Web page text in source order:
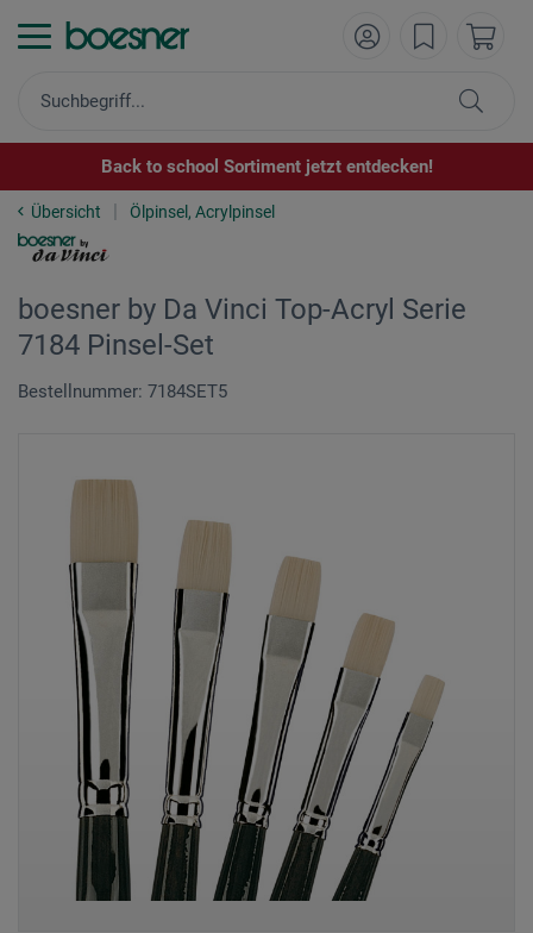
Back to school Sortiment jetzt entdecken!
Übersicht Ölpinsel, Acrylpinsel
boesner by Da Vinci Top-Acryl Serie
7184 Pinsel-Set
Bestellnummer: 7184SET5